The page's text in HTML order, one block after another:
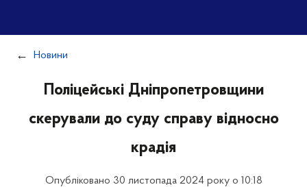
Новини
Поліцейські Дніпропетровщини
скерували до суду справу відносно
крадія
Опубліковано 30 листопада 2024 року о 10:18